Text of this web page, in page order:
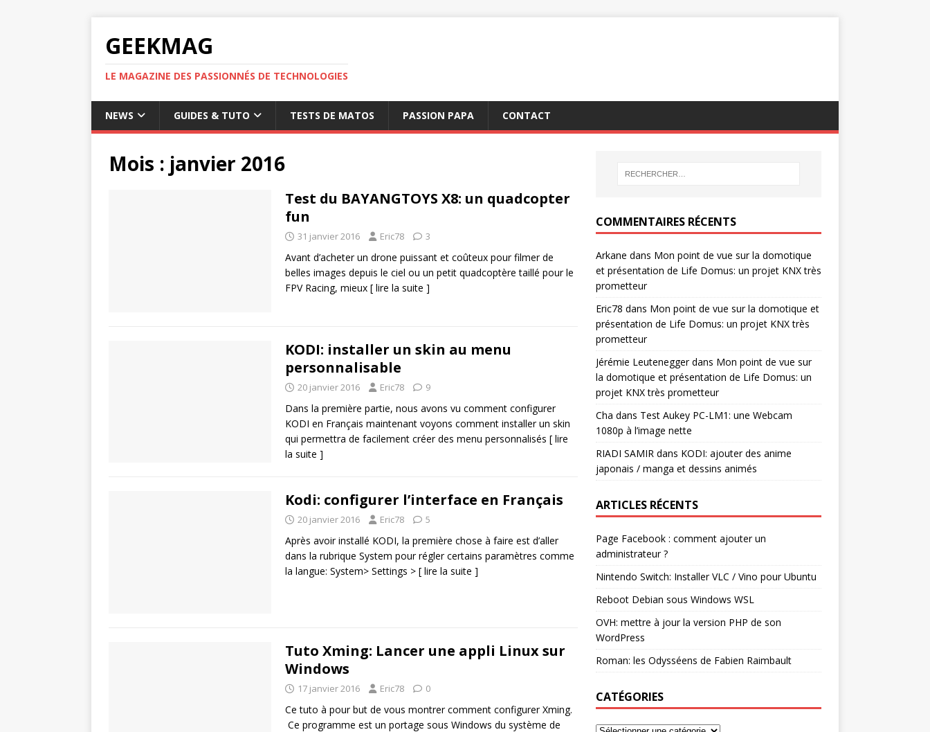
GEEKMAG
LE MAGAZINE DES PASSIONNÉS DE TECHNOLOGIES
NEWS GUIDES & TUTO TESTS DE MATOS PASSION PAPA CONTACT
Mois : janvier 2016
Test du BAYANGTOYS X8: un quadcopter
fun
31 janvier 2016 Eric78 3
Avant d’acheter un drone puissant et coûteux pour filmer de
belles images depuis le ciel ou un petit quadcoptère taillé pour le
FPV Racing, mieux [ lire la suite ]
KODI: installer un skin au menu
personnalisable
20 janvier 2016 Eric78 9
Dans la première partie, nous avons vu comment configurer
KODI en Français maintenant voyons comment installer un skin
qui permettra de facilement créer des menu personnalisés [ lire
la suite ]
Kodi: configurer l’interface en Français
20 janvier 2016 Eric78 5
Après avoir installé KODI, la première chose à faire est d’aller
dans la rubrique System pour régler certains paramètres comme
la langue: System> Settings > [ lire la suite ]
Tuto Xming: Lancer une appli Linux sur
Windows
17 janvier 2016 Eric78 0
Ce tuto à pour but de vous montrer comment configurer Xming.
Ce programme est un portage sous Windows du système de
COMMENTAIRES RÉCENTS
Arkane dans Mon point de vue sur la domotique
et présentation de Life Domus: un projet KNX très
prometteur
Eric78 dans Mon point de vue sur la domotique et
présentation de Life Domus: un projet KNX très
prometteur
Jérémie Leuteneggerdans Mon point de vue sur
la domotique et présentation de Life Domus: un
projet KNX très prometteur
Cha dans Test Aukey PC-LM1: une Webcam
1080p à l’image nette
RIADI SAMIR dans KODI: ajouter des anime
japonais / manga et dessins animés
ARTICLES RÉCENTS
Page Facebook : comment ajouter un
administrateur ?
Nintendo Switch: Installer VLC / Vino pour Ubuntu
Reboot Debian sous Windows WSL
OVH: mettre à jour la version PHP de son
WordPress
Roman: les Odysséens de Fabien Raimbault
CATÉGORIES